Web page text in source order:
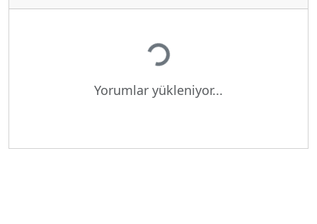
Yükleniyor...
Yorumlar yükleniyor...